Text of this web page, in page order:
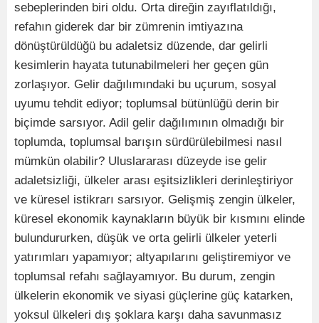
sebeplerinden biri oldu. Orta direğin zayıflatıldığı,
refahın giderek dar bir zümrenin imtiyazına
dönüştürüldüğü bu adaletsiz düzende, dar gelirli
kesimlerin hayata tutunabilmeleri her geçen gün
zorlaşıyor. Gelir dağılımındaki bu uçurum, sosyal
uyumu tehdit ediyor; toplumsal bütünlüğü derin bir
biçimde sarsıyor. Adil gelir dağılımının olmadığı bir
toplumda, toplumsal barışın sürdürülebilmesi nasıl
mümkün olabilir? Uluslararası düzeyde ise gelir
adaletsizliği, ülkeler arası eşitsizlikleri derinleştiriyor
ve küresel istikrarı sarsıyor. Gelişmiş zengin ülkeler,
küresel ekonomik kaynakların büyük bir kısmını elinde
bulundururken, düşük ve orta gelirli ülkeler yeterli
yatırımları yapamıyor; altyapılarını geliştiremiyor ve
toplumsal refahı sağlayamıyor. Bu durum, zengin
ülkelerin ekonomik ve siyasi güçlerine güç katarken,
yoksul ülkeleri dış şoklara karşı daha savunmasız